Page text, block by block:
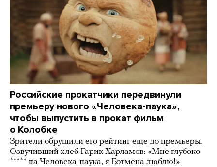
Российские прокатчики передвинули
премьеру нового «Человека-паука»,
чтобы выпустить в прокат фильм
о Колобке
Зрители обрушили его рейтинг еще до премьеры.
Озвучивший хлеб Гарик Харламов: «Мне глубоко
***** на Человека-паука, я Бэтмена люблю!»